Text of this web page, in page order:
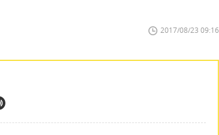
2017/08/23 09:16